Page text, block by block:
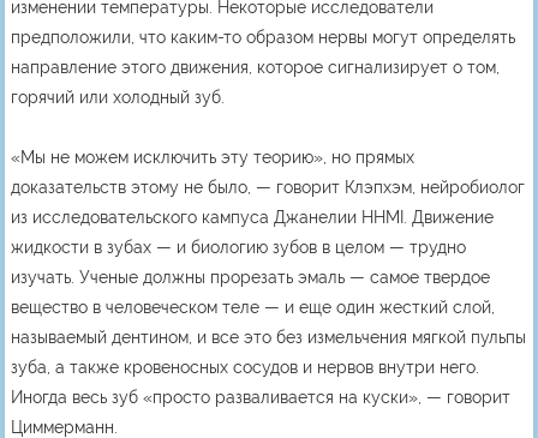
изменении температуры. Некоторые исследователи
предположили, что каким-то образом нервы могут определять
направление этого движения, которое сигнализирует о том,
горячий или холодный зуб.
«Мы не можем исключить эту теорию», но прямых
доказательств этому не было, — говорит Клэпхэм, нейробиолог
из исследовательского кампуса Джанелии HHMI. Движение
жидкости в зубах — и биологию зубов в целом — трудно
изучать. Ученые должны прорезать эмаль — самое твердое
вещество в человеческом теле — и еще один жесткий слой,
называемый дентином, и все это без измельчения мягкой пульпы
зуба, а также кровеносных сосудов и нервов внутри него.
Иногда весь зуб «просто разваливается на куски», — говорит
Циммерманн.